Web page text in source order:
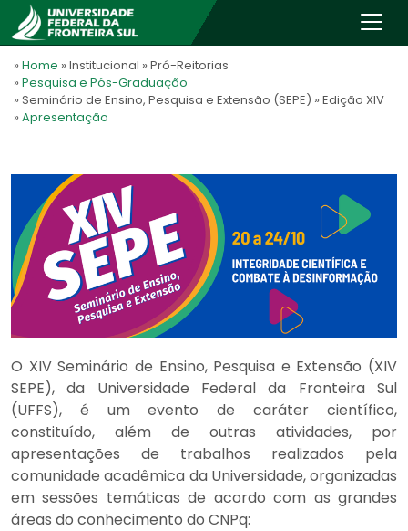
» Home » Institucional » Pró-Reitorias
» Pesquisa e Pós-Graduação
» Seminário de Ensino, Pesquisa e Extensão (SEPE) » Edição XIV
» Apresentação
O XIV Seminário de Ensino, Pesquisa e Extensão (XIV
SEPE), da Universidade Federal da Fronteira Sul
(UFFS), é um evento de caráter científico,
constituído, além de outras atividades, por
apresentações de trabalhos realizados pela
comunidade acadêmica da Universidade, organizadas
em sessões temáticas de acordo com as grandes
áreas do conhecimento do CNPq: